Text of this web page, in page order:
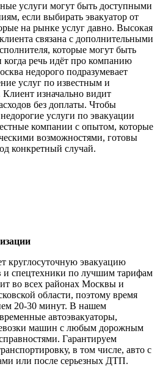
услуги могут быть доступными
если выбирать эвакуатор от
на рынке услуг давно. Высокая
связана с дополнительными
которые могут быть
речь идёт про компанию
недорого подразумевает
услуг по известным и
изначально видит
без доплаты. Чтобы
услуги по эвакуации
компании с опытом, которые
возможностями, готовы
конкретный случай.
круглосуточную эвакуацию
и спецтехники по лучшим тарифам
во всех районах Москвы и
области, поэтому время
20-30 минут. В нашем
автоэвакуаторы,
машин с любым дорожным
Гарантируем
в том числе, авто с
или после серьезных ДТП.